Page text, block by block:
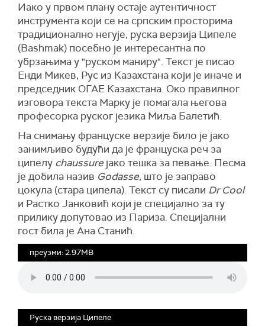
Иако у првом плану остаје аутентичност
инструмента који се на српским просторима
традиционално негује, руска верзија Ципеле
(Bashmak) посебно је интересантна по
убрзањима у "руском маниру". Текст је писао
Енди Микев, Рус из Казахстана који је иначе и
председник ОГАЕ Казахстана. Око правилног
изговора текста Марку је помагала његова
професорка руског језика Миља Балетић.
На снимању француске верзије било је јако
занимљиво будући да је француска реч за
ципелу chaussureјако тешка за певање. Песма
је добила назив Godasse, што је заправо
цокула (стара ципела). Текст су писали Dr Cool
и Растко Јанковић који је специјално за ту
прилику допутовао из Париза. Специјални
гост била је Ана Станић.
преузми: 2.97MB
Руска верзија Ципеле